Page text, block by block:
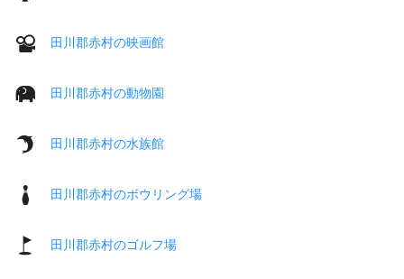
田川郡赤村の映画館
田川郡赤村の動物園
田川郡赤村の水族館
田川郡赤村のボウリング場
田川郡赤村のゴルフ場